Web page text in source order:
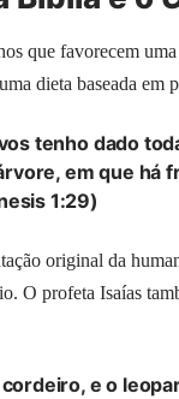
que favorecem
dieta baseada em
tenho dado
em que
1:29)
original da
O profeta Isaías
e o